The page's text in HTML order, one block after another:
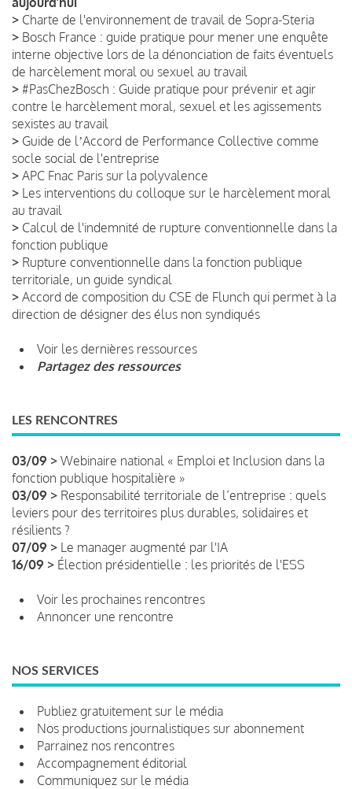
> Charte de l'environnement de travail de Sopra-Steria
> Bosch France : guide pratique pour mener une enquête
interne objective lors de la dénonciation de faits éventuels
de harcèlement moral ou sexuel au travail
> #PasChezBosch : Guide pratique pour prévenir et agir
contre le harcèlement moral, sexuel et les agissements
sexistes au travail
> Guide de lʼAccord de Performance Collective comme
socle social de l'entreprise
> APC Fnac Paris sur la polyvalence
> Les interventions du colloque sur le harcèlement moral
au travail
> Calcul de l'indemnité de rupture conventionnelle dans la
fonction publique
> Rupture conventionnelle dans la fonction publique
territoriale, un guide syndical
> Accord de composition du CSE de Flunch qui permet à la
direction de désigner des élus non syndiqués
Voir les dernières ressources
Partagez des ressources
LES RENCONTRES
03/09 > Webinaire national « Emploi et Inclusion dans la
fonction publique hospitalière »
03/09 > Responsabilité territoriale de l’entreprise : quels
leviers pour des territoires plus durables, solidaires et
résilients ?
07/09 > Le manager augmenté par l'IA
16/09 > Élection présidentielle : les priorités de l'ESS
Voir les prochaines rencontres
Annoncer une rencontre
NOS SERVICES
Publiez gratuitement sur le média
Nos productions journalistiques sur abonnement
Parrainez nos rencontres
Accompagnement éditorial
Communiquez sur le média